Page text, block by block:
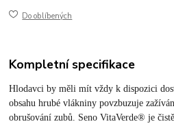
Do oblíbených
Kompletní specifikace
Hlodavci by měli mít vždy k dispozici
obsahu hrubé vlákniny povzbuzuje
obrušování zubů. Seno VitaVerde® je